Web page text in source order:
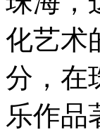
化艺术
分，在
乐作品